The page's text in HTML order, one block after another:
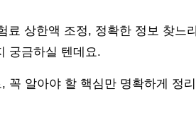
료 상한액 조정, 정확한 정보 찾느
궁금하실 텐데요.
꼭 알아야 할 핵심만 명확하게 정